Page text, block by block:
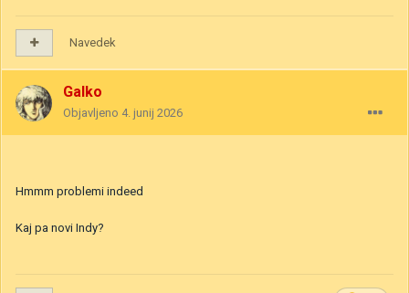
Navedek
Galko
Objavljeno 4. junij 2026
Hmmm problemi indeed
Kaj pa novi Indy?